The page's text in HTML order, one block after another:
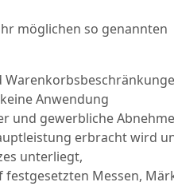
möglichen so genannten
Anwendung
und gewerbliche
erbracht wird
unterliegt,
Messen,